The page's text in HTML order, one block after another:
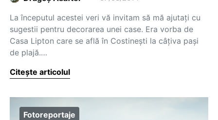
La începutul acestei veri vă invitam să mă ajutați cu
sugestii pentru decorarea unei case. Era vorba de
Casa Lipton care se află în Costinești la câțiva pași
de plajă.…
Citește articolul
Fotoreportaje